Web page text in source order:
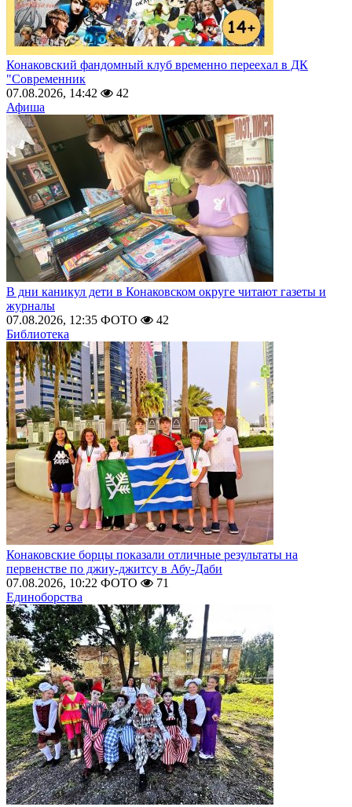
Конаковский фандомный клуб временно переехал в ДК
"Современник
07.08.2026, 14:42
42
Афиша
В дни каникул дети в Конаковском округе читают газеты и
журналы
07.08.2026, 12:35 ФОТО
42
Библиотека
Конаковские борцы показали отличные результаты на
первенстве по джиу-джитсу в Абу-Даби
07.08.2026, 10:22 ФОТО
71
Единоборства